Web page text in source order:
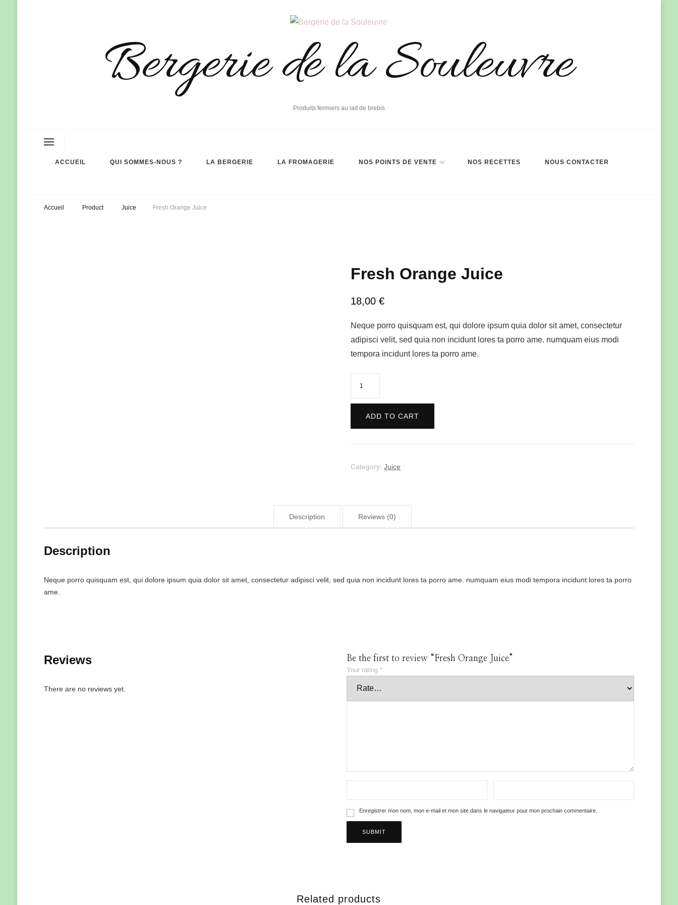
Bergerie de la Souleuvre
Produits fermiers au lait de brebis
ACCUEIL QUI SOMMES-NOUS ? LA BERGERIE LA FROMAGERIE NOS POINTS DE VENTE NOS RECETTES NOUS CONTACTER
Accueil Product Juice Fresh Orange Juice
Fresh Orange Juice
18,00€
Neque porro quisquam est, qui dolore ipsum quia dolor sit amet, consectetur
adipisci velit, sed quia non incidunt lores ta porro ame. numquam eius modi
tempora incidunt lores ta porro ame.
ADD TO CART
Category:Juice
Description Reviews (0)
Description
Neque porro quisquam est, qui dolore ipsum quia dolor sit amet, consectetur adipisci velit, sed quia non incidunt lores ta porro ame. numquam eius modi tempora incidunt lores ta porro
ame.
Reviews
There are no reviews yet.
Be the first to review “Fresh Orange Juice”
Your rating *
Enregistrer mon nom, mon e-mail et mon site dans le navigateur pour mon prochain commentaire.
Related products